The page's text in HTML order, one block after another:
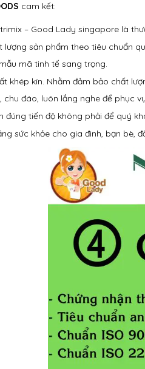
cam kết:
– Good Lady singapore là
lượng sản phẩm theo tiêu chuẩn
mã tinh tế sang trọng.
khép kín. Nhằm đảm bảo chất
chu đáo, luôn lắng nghe để phục
đúng tiến độ không phải để quý
sức khỏe cho gia đình, bạn bè,